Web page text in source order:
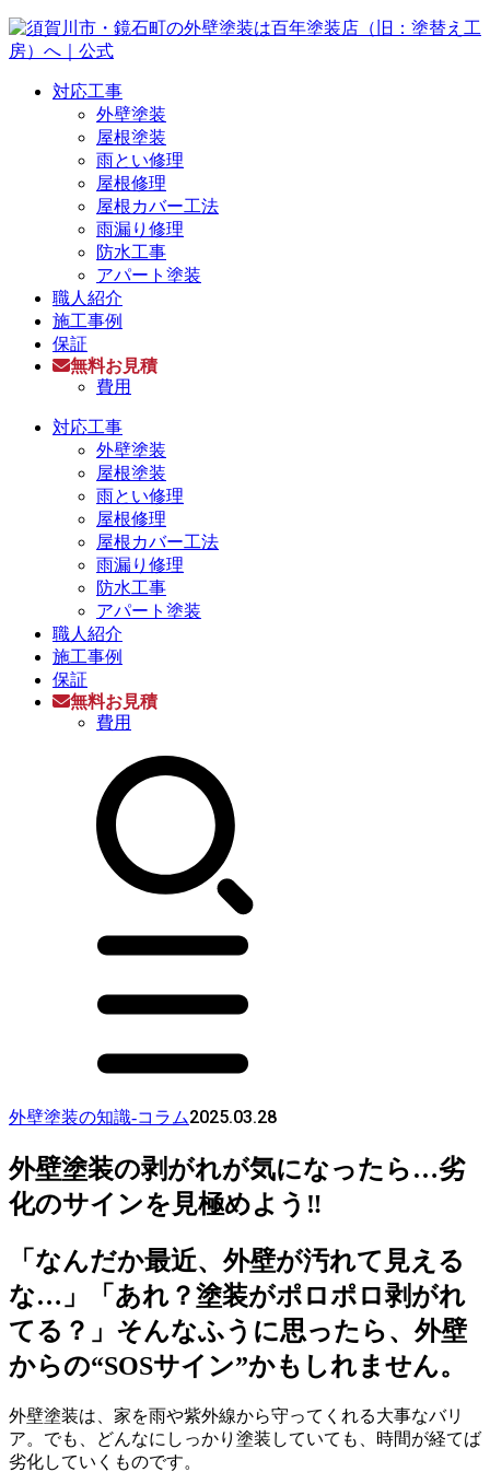
対応工事
外壁塗装
屋根塗装
雨とい修理
屋根修理
屋根カバー工法
雨漏り修理
防水工事
アパート塗装
職人紹介
施工事例
保証
無料お見積
費用
対応工事
外壁塗装
屋根塗装
雨とい修理
屋根修理
屋根カバー工法
雨漏り修理
防水工事
アパート塗装
職人紹介
施工事例
保証
無料お見積
費用
外壁塗装の知識-コラム2025.03.28
外壁塗装の剥がれが気になったら…劣
化のサインを見極めよう‼
「なんだか最近、外壁が汚れて見える
な…」「あれ？塗装がポロポロ剥がれ
てる？」そんなふうに思ったら、外壁
からの“SOSサイン”かもしれません。
外壁塗装は、家を雨や紫外線から守ってくれる大事なバリ
ア。でも、どんなにしっかり塗装していても、時間が経てば
劣化していくものです。